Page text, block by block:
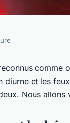
les
comme
diurne et les
Nous allons